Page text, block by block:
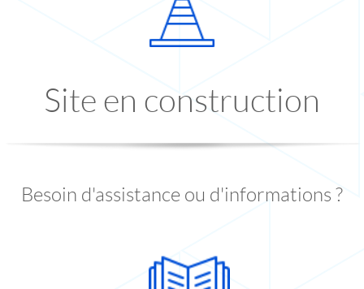
Site en construction
Besoin d'assistance ou d'informations ?